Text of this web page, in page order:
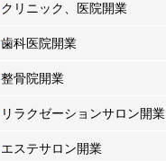
クリニック、医院開業
歯科医院開業
整骨院開業
リラクゼーションサロン開業
エステサロン開業